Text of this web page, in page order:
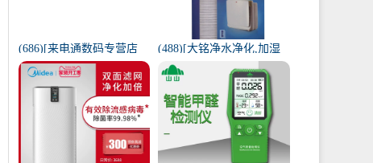
(686)[来电通数码专营店
USB加湿器]加湿器家用静
音卧室小米小型空气无线
可月销量213件仅售29元
(488)[大铭净水净化,加湿
抽湿机配件]3M菲尔萃空
气净化器静电滤网FACF月
销量1件仅售199元